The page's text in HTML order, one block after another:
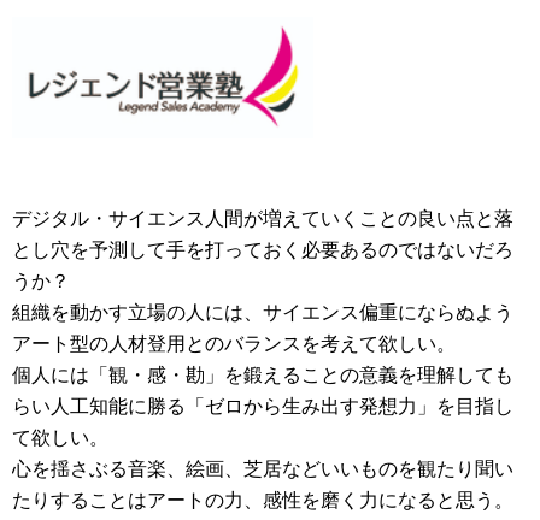
デジタル・サイエンス人間が増えていくことの良い点と落
とし穴を予測して手を打っておく必要あるのではないだろ
うか？
組織を動かす立場の人には、サイエンス偏重にならぬよう
アート型の人材登用とのバランスを考えて欲しい。
個人には「観・感・勘」を鍛えることの意義を理解しても
らい人工知能に勝る
「ゼロから生み出す発想力」を目指し
て欲しい。
心を揺さぶる音楽、絵画、芝居などいいものを観たり聞い
たりすることはアートの力、感性を磨く力になると思う。